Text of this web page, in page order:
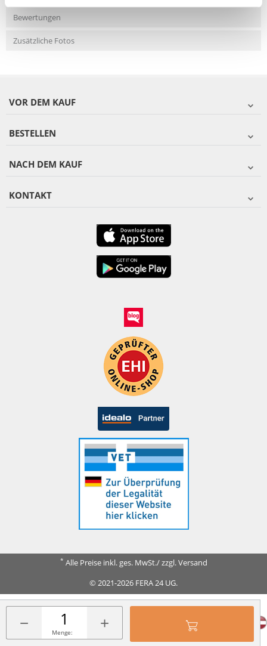
− +
Menge:
Bewertungen
Zusätzliche Fotos
VOR DEM KAUF
BESTELLEN
NACH DEM KAUF
KONTAKT
* Alle Preise inkl. ges. MwSt./ zzgl. Versand
© 2021-2026 FERA 24 UG.
FERA INTERNATIONAL: